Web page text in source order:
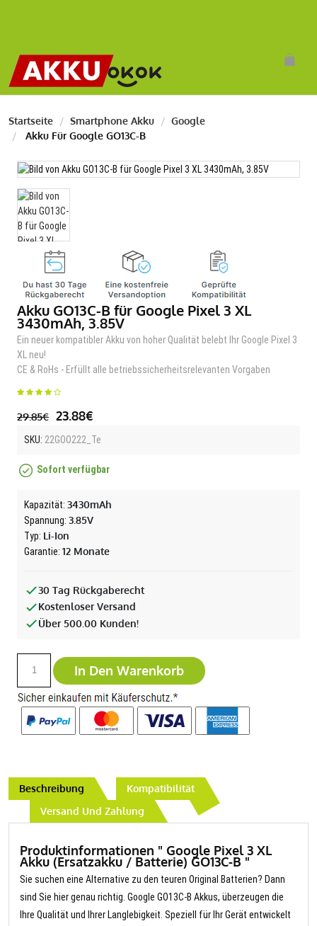
Startseite Smartphone Akku
Google
Akku Für Google GO13C-B
Akku GO13C-B für Google Pixel 3 XL
3430mAh, 3.85V
Ein neuer kompatibler Akku von hoher Qualität belebt Ihr Google Pixel 3
XL neu!
CE & RoHs - Erfüllt alle betriebssicherheitsrelevanten Vorgaben
29.85€ 23.88€
SKU: 22GOO222_Te
Sofort verfügbar
Kapazität: 3430mAh
Spannung: 3.85V
Typ: Li-Ion
Garantie: 12 Monate
30 Tag Rückgaberecht
Kostenloser Versand
Über 500.00 Kunden!
In Den Warenkorb
Beschreibung
Kompatibilität
Versand Und Zahlung
Produktinformationen " Google Pixel 3 XL
Akku (Ersatzakku / Batterie) GO13C-B "
Sie suchen eine Alternative zu den teuren Original Batterien? Dann
sind Sie hier genau richtig. Google GO13C-B Akkus, überzeugen die
Ihre Qualität und Ihrer Langlebigkeit. Speziell für Ihr Gerät entwickelt